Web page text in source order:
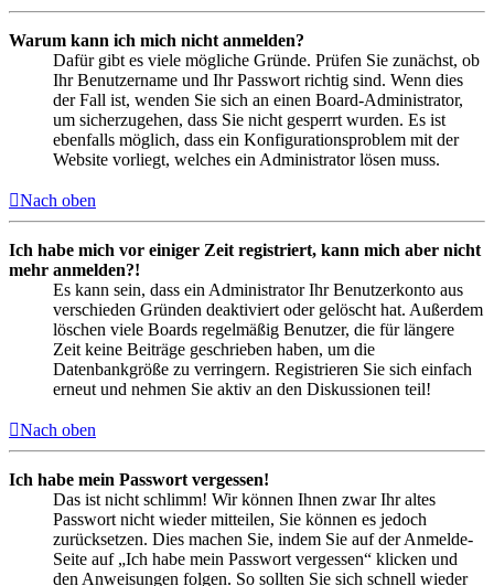
Warum kann ich mich nicht anmelden?
Dafür gibt es viele mögliche Gründe. Prüfen Sie zunächst, ob
Ihr Benutzername und Ihr Passwort richtig sind. Wenn dies
der Fall ist, wenden Sie sich an einen Board-Administrator,
um sicherzugehen, dass Sie nicht gesperrt wurden. Es ist
ebenfalls möglich, dass ein Konfigurationsproblem mit der
Website vorliegt, welches ein Administrator lösen muss.
Nach oben
Ich habe mich vor einiger Zeit registriert, kann mich aber nicht
mehr anmelden?!
Es kann sein, dass ein Administrator Ihr Benutzerkonto aus
verschieden Gründen deaktiviert oder gelöscht hat. Außerdem
löschen viele Boards regelmäßig Benutzer, die für längere
Zeit keine Beiträge geschrieben haben, um die
Datenbankgröße zu verringern. Registrieren Sie sich einfach
erneut und nehmen Sie aktiv an den Diskussionen teil!
Nach oben
Ich habe mein Passwort vergessen!
Das ist nicht schlimm! Wir können Ihnen zwar Ihr altes
Passwort nicht wieder mitteilen, Sie können es jedoch
zurücksetzen. Dies machen Sie, indem Sie auf der Anmelde-
Seite auf „Ich habe mein Passwort vergessen“ klicken und
den Anweisungen folgen. So sollten Sie sich schnell wieder